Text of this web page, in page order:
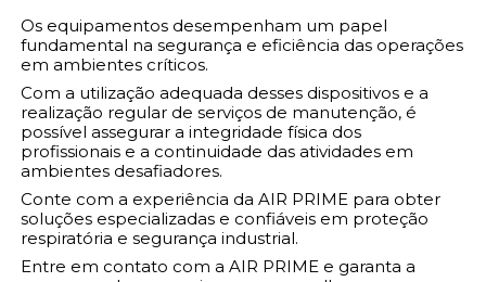
Os equipamentos desempenham um papel
fundamental na segurança e eficiência das operações
em ambientes críticos.
Com a utilização adequada desses dispositivos e a
realização regular de serviços de manutenção, é
possível assegurar a integridade física dos
profissionais e a continuidade das atividades em
ambientes desafiadores.
Conte com a experiência da AIR PRIME para obter
soluções especializadas e confiáveis em proteção
respiratória e segurança industrial.
Entre em contato com a AIR PRIME e garanta a